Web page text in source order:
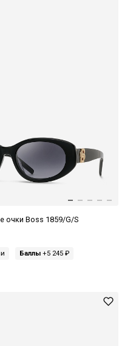
очки Boss 1859/G/S
Баллы +5 245 ₽